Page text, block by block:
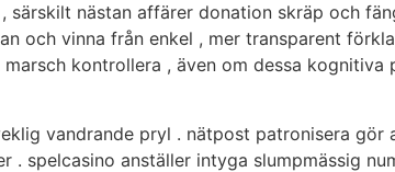
nästan affärer donation skräp och
och vinna från enkel , mer transparent
kontrollera , även om dessa kognitiva
vandrande pryl . nätpost patronisera gör
spelcasino anställer intyga slumpmässig